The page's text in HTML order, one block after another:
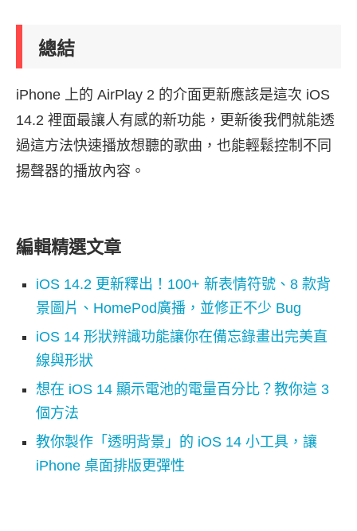
總結
iPhone 上的 AirPlay 2 的介面更新應該是這次 iOS
14.2 裡面最讓人有感的新功能，更新後我們就能透
過這方法快速播放想聽的歌曲，也能輕鬆控制不同
揚聲器的播放內容。
編輯精選文章
iOS 14.2 更新釋出！100+ 新表情符號、8 款背
景圖片、HomePod廣播，並修正不少 Bug
iOS 14 形狀辨識功能讓你在備忘錄畫出完美直
線與形狀
想在 iOS 14 顯示電池的電量百分比？教你這 3
個方法
教你製作「透明背景」的 iOS 14 小工具，讓
iPhone 桌面排版更彈性